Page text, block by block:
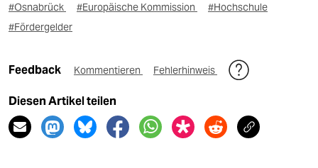
#Osnabrück #Europäische Kommission
#Hochschule
#Fördergelder
Feedback Kommentieren Fehlerhinweis
Diesen Artikel teilen